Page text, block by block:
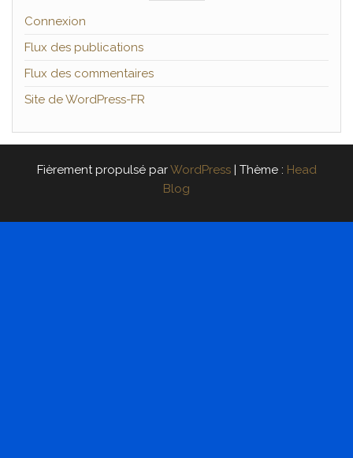
Connexion
Flux des publications
Flux des commentaires
Site de WordPress-FR
Fièrement propulsé parWordPress | Thème : Head
Blog